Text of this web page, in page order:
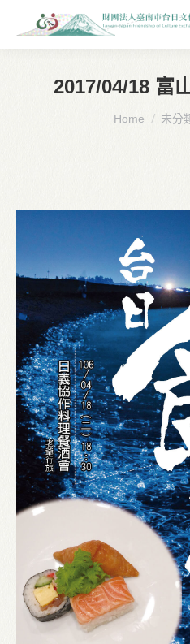
2017/04/18 富
You are here:
Home 未分